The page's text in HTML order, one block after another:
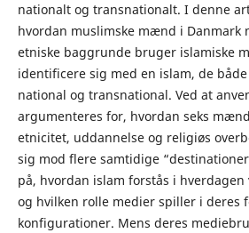
nationalt og transnationalt. I denne
hvordan muslimske mænd i Danmark
etniske baggrunde bruger islamiske
identificere sig med en islam, de
national og transnational. Ved at
argumenteres for, hvordan seks
etnicitet, uddannelse og religiøs
sig mod flere samtidige
på, hvordan islam forstås i
og hvilken rolle medier spiller i deres
konfigurationer. Mens deres